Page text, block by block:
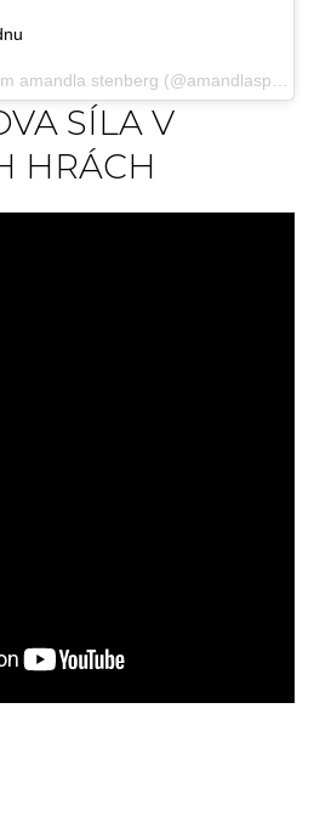
amandla stenberg (@amandlasponsored) 3. ledna 2019 v 13:35 PST
SÍLA V
HRÁCH